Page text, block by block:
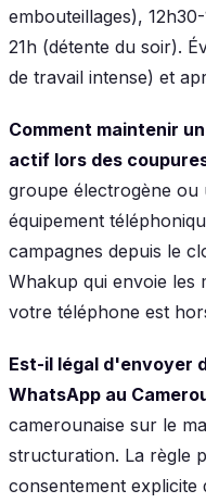
embouteillages),
21h (détente du soir).
de travail intense) et
Comment maintenir
actif lors des
groupe électrogène
équipement
campagnes depuis le
Whakup qui envoie les
votre téléphone est
Est-il légal d'envoyer
WhatsApp au
camerounaise sur le
structuration. La règle
consentement